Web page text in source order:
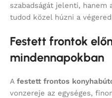
szabadságát jelenti, hanem
tudod közel húzni a
Festett frontok
mindennapokban
A festett frontos
vonzereje az egységes,